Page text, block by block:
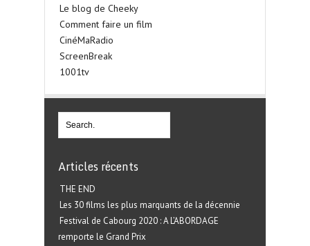
Le blog de Cheeky
Comment faire un film
CinéMaRadio
ScreenBreak
1001tv
Articles récents
THE END
Les 30 films les plus marquants de la décennie
Festival de Cabourg 2020 : A L’ABORDAGE
remporte le Grand Prix